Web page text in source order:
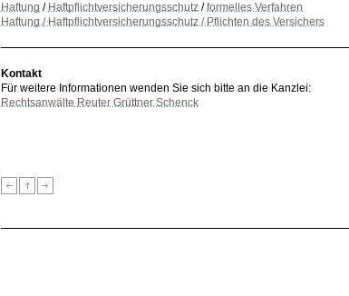
Haftung / Haftpflichtversicherungsschutz /formelles Verfahren
Haftung / Haftpflichtversicherungsschutz / Pflichten des Versichers
Kontakt
Für weitere Informationen wenden Sie sich bitte an die Kanzlei:
Rechtsanwälte Reuter Grüttner Schenck